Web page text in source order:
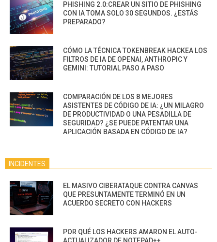
PHISHING 2.0:CREAR UN SITIO DE PHISHING
CON IA TOMA SOLO 30 SEGUNDOS. ¿ESTÁS
PREPARADO?
CÓMO LA TÉCNICA TOKENBREAK HACKEA LOS
FILTROS DE IA DE OPENAI, ANTHROPIC Y
GEMINI: TUTORIAL PASO A PASO
COMPARACIÓN DE LOS 8 MEJORES
ASISTENTES DE CÓDIGO DE IA: ¿UN MILAGRO
DE PRODUCTIVIDAD O UNA PESADILLA DE
SEGURIDAD? ¿SE PUEDE PATENTAR UNA
APLICACIÓN BASADA EN CÓDIGO DE IA?
INCIDENTES
EL MASIVO CIBERATAQUE CONTRA CANVAS
QUE PRESUNTAMENTE TERMINÓ EN UN
ACUERDO SECRETO CON HACKERS
POR QUÉ LOS HACKERS AMARON EL AUTO-